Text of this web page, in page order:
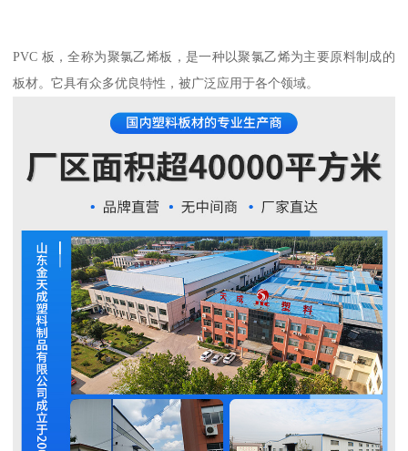
PVC 板，全称为聚氯乙烯板，是一种以聚氯乙烯为主要原料制成的
板材。它具有众多优良特性，被广泛应用于各个领域。